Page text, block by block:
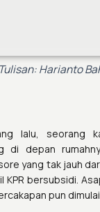
Harianto
lalu, seorang
di depan
yang tak jauh
KPR bersubsidi.
pun